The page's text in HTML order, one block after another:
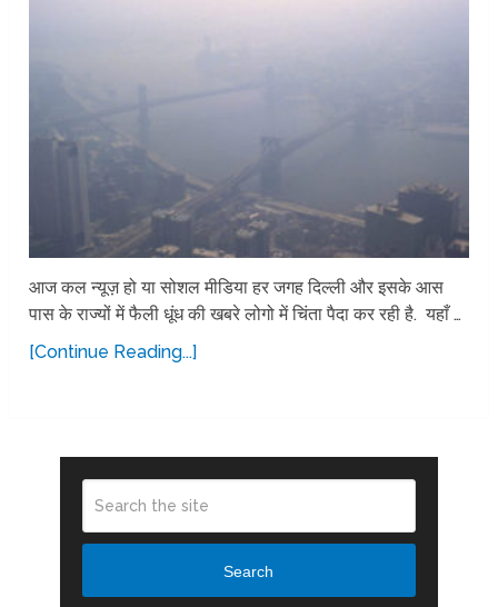
आज कल न्यूज़ हो या सोशल मीडिया हर जगह दिल्ली और इसके आस
पास के राज्यों में फैली धूंध की खबरे लोगो में चिंता पैदा कर रही है. यहाँ …
[Continue Reading...]
Search